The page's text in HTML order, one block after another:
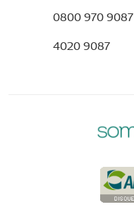
0800 970 9087
4020 9087